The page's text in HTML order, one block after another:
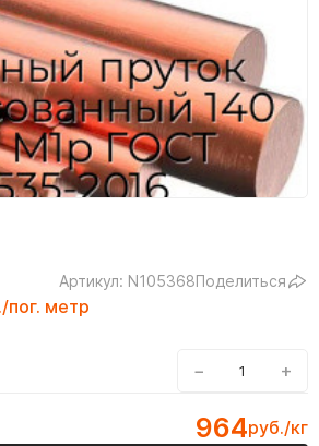
Артикул: N105368Поделиться
пог. метр
− +
964руб./кг